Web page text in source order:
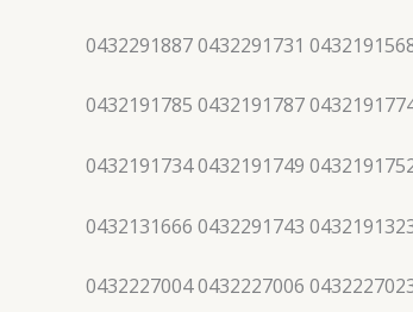
0432291887 0432291731
0432191785 0432191787
0432191734 0432191749
0432131666 0432291743
0432227004 0432227006